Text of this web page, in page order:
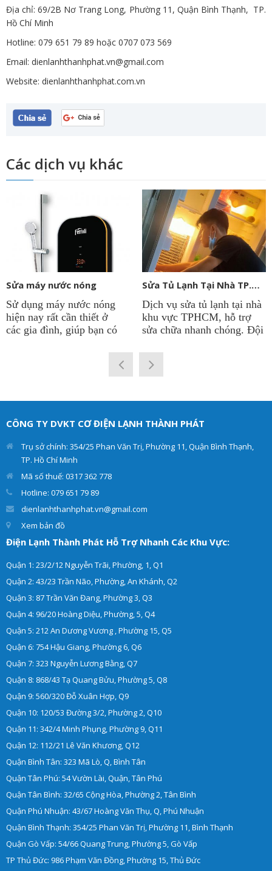
Địa chỉ: 69/2B Nơ Trang Long, Phường 11, Quận Bình Thạnh, TP.
Hồ Chí Minh
Hotline: 079 651 79 89 hoặc 0707 073 569
Email: dienlanhthanhphat.vn@gmail.com
Website: dienlanhthanhphat.com.vn
Các dịch vụ khác
Sửa máy nước nóng
Sử dụng máy nước nóng
hiện nay rất cần thiết ở
các gia đình, giúp bạn có
quanh năm để phục vụ cho
sinh hoạt. Vì thế việc máy
nước nóng chạy ổn định là
vụ sửa máy nước nóng các
loại như: máy nước nóng
trực tiếp, máy nước nóng
gián tiếp tại nhà.
Sửa Tủ Lạnh Tại Nhà TP.HCM
Dịch vụ sửa tủ lạnh tại nhà
khu vực TPHCM, hỗ trợ
sửa chữa nhanh chóng. Đội
lạnh tại công ty
Thành Phát
lâu năm trong nghề. Chẩn
nhất. Giúp cho tủ lạnh
hiệu quả và an toàn.
CÔNG TY DVKT CƠ ĐIỆN LẠNH THÀNH PHÁT
Trụ sở chính: 354/25 Phan Văn Trị, Phường 11, Quận Bình Thạnh,
TP. Hồ Chí Minh
Mã số thuế: 0317 362 778
Hotline: 079 651 79 89
dienlanhthanhphat.vn@gmail.com
Xem bản đồ
Điện Lạnh Thành Phát Hỗ Trợ Nhanh Các Khu Vực:
Quận 1: 23/2/12 Nguyễn Trãi, Phường, 1, Q1
Quận 2: 43/23 Trần Não, Phường, An Khánh, Q2
Quận 3: 87 Trần Văn Đang, Phường 3, Q3
Quận 4: 96/20 Hoàng Diệu, Phường, 5, Q4
Quận 5: 212 An Dương Vương , Phường 15, Q5
Quận 6: 754 Hậu Giang, Phường 6, Q6
Quận 7: 323 Nguyễn Lương Bằng, Q7
Quận 8: 868/43 Tạ Quang Bửu, Phường 5, Q8
Quận 9: 560/320 Đỗ Xuân Hợp, Q9
Quận 10: 120/53 Đường 3/2, Phường 2, Q10
Quận 11: 342/4 Minh Phụng, Phường 9, Q11
Quận 12: 112/21 Lê Văn Khương, Q12
Quận Bình Tân: 323 Mã Lò, Q, Bình Tân
Quận Tân Phú: 54 Vườn Lài, Quận, Tân Phú
Quận Tân Bình: 32/65 Cộng Hòa, Phường 2, Tân Bình
Quận Phú Nhuận: 43/67 Hoàng Văn Thụ, Q, Phú Nhuận
Quận Bình Thạnh: 354/25 Phan Văn Trị, Phường 11, Bình Thạnh
Quận Gò Vấp: 54/66 Quang Trung, Phường 5, Gò Vấp
TP Thủ Đức: 986 Phạm Văn Đồng, Phường 15, Thủ Đức